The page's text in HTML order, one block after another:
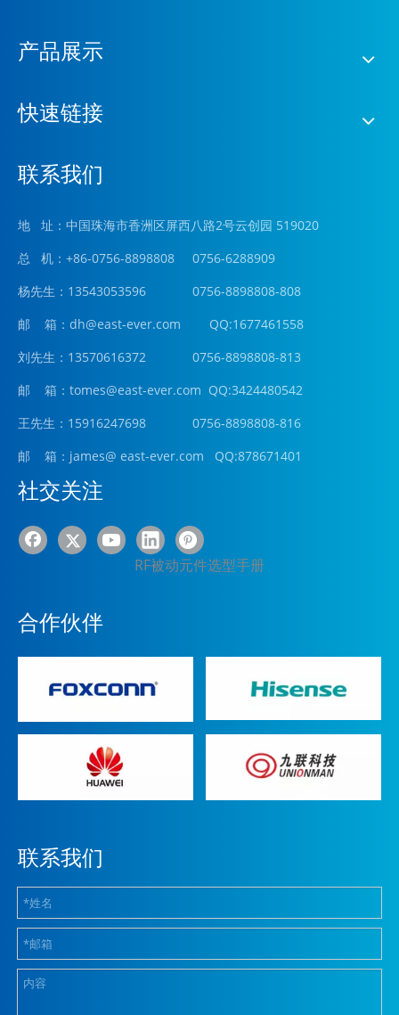
产品展示
快速链接
联系我们
地 址：中国珠海市香洲区屏西八路2号云创园 519020
总 机：+86-0756-8898808 0756-6288909
杨先生：13543053596 0756-8898808-808
邮 箱： dh@east-ever.com QQ:1677461558
刘先生：13570616372 0756-8898808-813
邮 箱：tomes@east-ever.com QQ:3424480542
王先生：15916247698 0756-8898808-816
邮 箱：james@ east-ever.com QQ:878671401
社交关注
RF被动元件选型手册
合作伙伴
联系我们